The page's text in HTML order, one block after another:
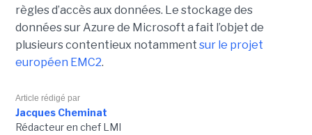
règles d’accès aux données. Le stockage des
données sur Azure de Microsoft a fait l’objet de
plusieurs contentieux notamment sur le projet
européen EMC2.
Article rédigé par
Jacques Cheminat
Rédacteur en chef LMI